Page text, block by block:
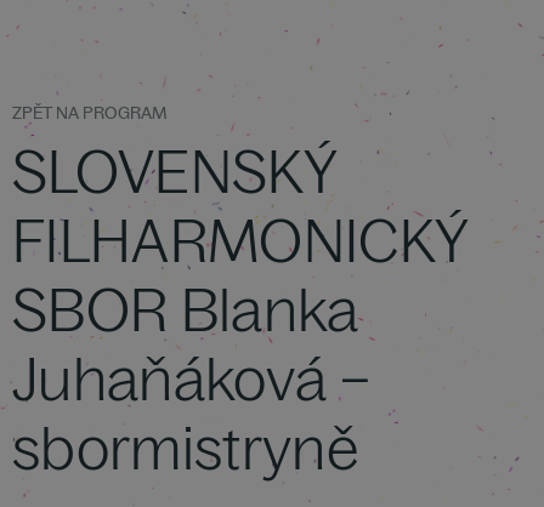
ZPĚT NA PROGRAM
SLOVENSKÝ
FILHARMONICKÝ
SBOR Blanka
Juhaňáková –
sbormistryně